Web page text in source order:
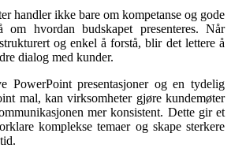
handler ikke bare om kompetanse og gode
om hvordan budskapet presenteres. Når
og enkel å forstå, blir det lettere å
dialog med kunder.
PowerPoint presentasjoner og en tydelig
mal, kan virksomheter gjøre kundemøter
mer konsistent. Dette gir et
komplekse temaer og skape sterkere